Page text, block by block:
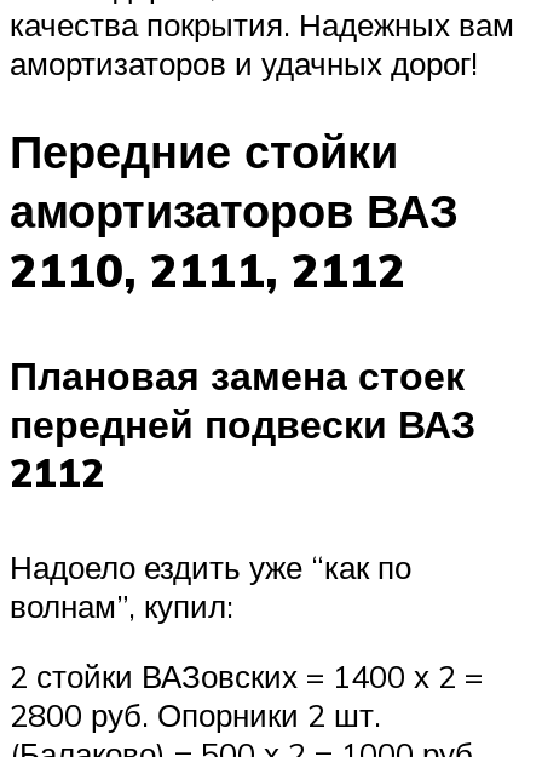
качества покрытия. Надежных вам
амортизаторов и удачных дорог!
Передние стойки
амортизаторов ВАЗ
2110, 2111, 2112
Плановая замена стоек
передней подвески ВАЗ
2112
Надоело ездить уже “как по
волнам”, купил:
2 стойки ВАЗовских = 1400 х 2 =
2800 руб. Опорники 2 шт.